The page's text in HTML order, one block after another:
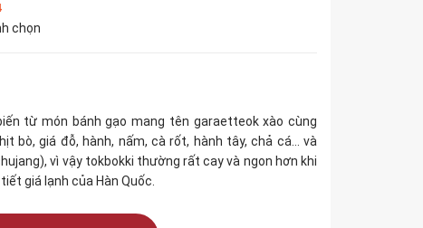
chọn
từ món bánh gạo mang tên garaetteok xào cùng
bò, giá đỗ, hành, nấm, cà rốt, hành tây, chả cá… và
vì vậy tokbokki thường rất cay và ngon hơn khi
giá lạnh của Hàn Quốc.